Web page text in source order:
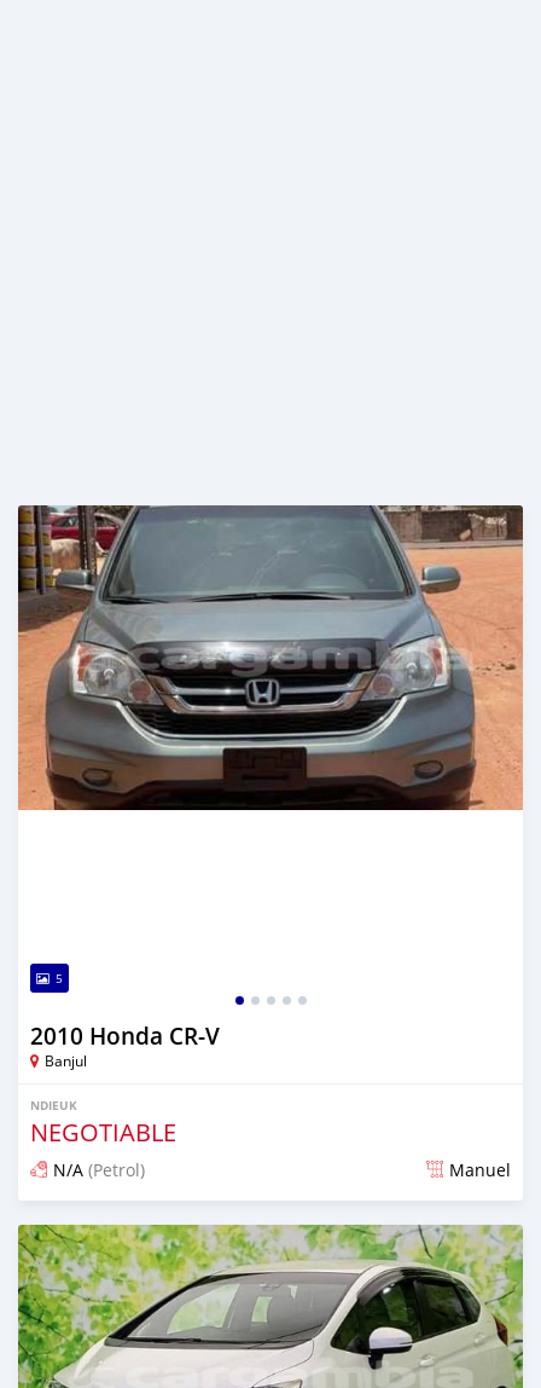
5
2010 Honda CR-V
Banjul
NDIEUK
NEGOTIABLE
N/A (Petrol) Manuel
Dougal na niou ko depuis 3 months